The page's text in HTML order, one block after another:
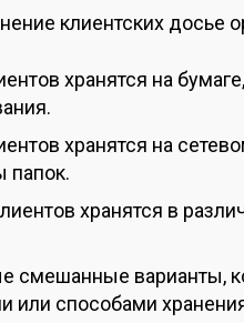
клиентских
хранятся на
хранятся на
папок.
хранятся в
смешанные варианты,
или способами